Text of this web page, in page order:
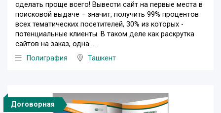
сделать проще всего! Вывести сайт на первые места в
поисковой выдаче – значит, получить 99% процентов
всех тематических посетителей, 30% из которых -
потенциальные клиенты. В таком деле как раскрутка
сайтов на заказ, одна ...
Полиграфия
Ташкент
Договорная